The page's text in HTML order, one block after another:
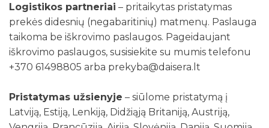
Logistikos partneriai – pritaikytas pristatymas
prekės didesnių (negabaritinių) matmenų. Paslauga
taikoma be iškrovimo paslaugos. Pageidaujant
iškrovimo paslaugos, susisiekite su mumis telefonu
+370 61498805 arba prekyba@daisera.lt
Pristatymas užsienyje – siūlome pristatymą į
Latviją, Estiją, Lenkiją, Didžiąją Britaniją, Austriją,